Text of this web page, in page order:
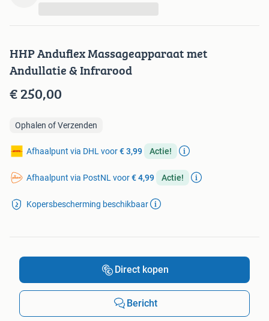
HHP Anduflex Massageapparaat met
Andullatie & Infrarood
€ 250,00
Ophalen of Verzenden
Afhaalpunt via DHL voor€ 3,99 Actie!
Afhaalpunt via PostNL voor€ 4,99 Actie!
Kopersbescherming beschikbaar
Direct kopen
Bericht